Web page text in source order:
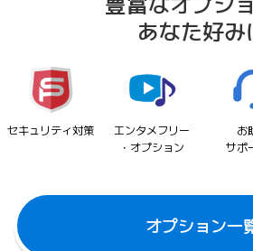
あなた好み
セキュリティ対策
エンタメフリー
・オプション
お
サポ
オプション一